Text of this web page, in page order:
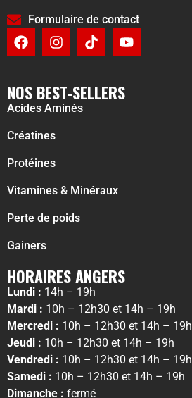
Formulaire de contact
NOS BEST-SELLERS
Acides Aminés
Créatines
Protéines
Vitamines & Minéraux
Perte de poids
Gainers
HORAIRES ANGERS
Lundi : 14h – 19h
Mardi : 10h – 12h30 et 14h – 19h
Mercredi : 10h – 12h30 et 14h – 19h
Jeudi : 10h – 12h30 et 14h – 19h
Vendredi : 10h – 12h30 et 14h – 19h
Samedi : 10h – 12h30 et 14h – 19h
Dimanche : fermé